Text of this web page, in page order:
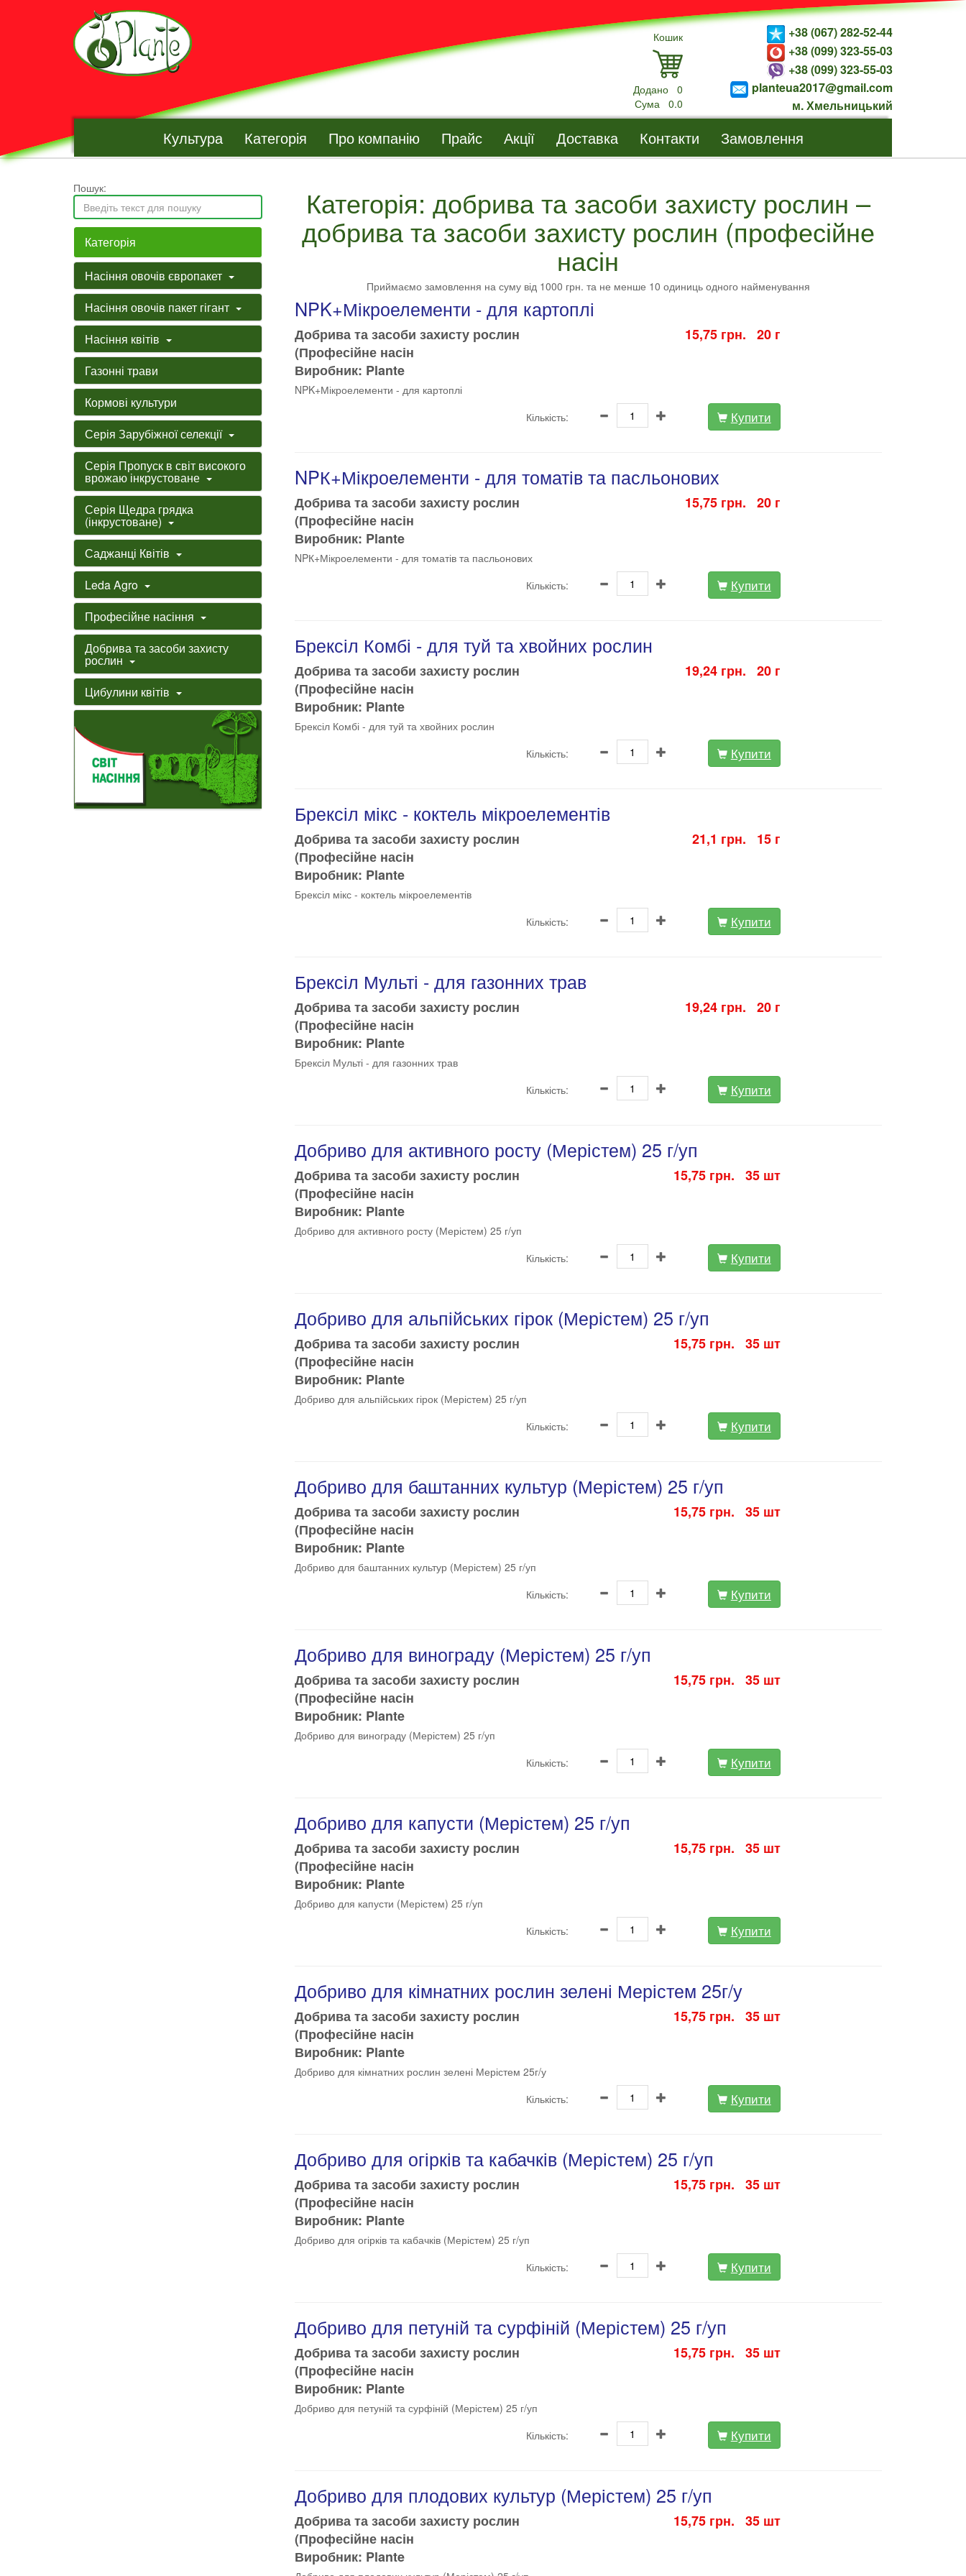
Кошик
Додано 0
Сума 0.0
+38 (067) 282-52-44
+38 (099) 323-55-03
+38 (099) 323-55-03
planteua2017@gmail.com
м. Хмельницький
Культура Категорія Про компанію Прайс Акції Доставка Контакти Замовлення
Пошук:
Категорія
Насіння овочів європакет
Насіння овочів пакет гігант
Насіння квітів
Газонні трави
Кормові культури
Серія Зарубіжної селекції
Серія Пропуск в світ високого
врожаю інкрустоване
Серія Щедра грядка
(інкрустоване)
Саджанці Квітів
Leda Agro
Професійне насіння
Добрива та засоби захисту
рослин
Цибулини квітів
Категорія: добрива та засоби захисту рослин –
добрива та засоби захисту рослин (професійне
насін
Приймаємо замовлення на суму від 1000 грн. та не менше 10 одиниць одного найменування
NPK+Мікроелементи - для картоплі
Добрива та засоби захисту рослин
(Професійне насін
Виробник: Plante
15,75 грн. 20 г
NPK+Мікроелементи - для картоплі
Кількість:
Купити
NPК+Мікроелементи - для томатів та пасльонових
Добрива та засоби захисту рослин
(Професійне насін
Виробник: Plante
15,75 грн. 20 г
NPК+Мікроелементи - для томатів та пасльонових
Кількість:
Купити
Брексіл Комбі - для туй та хвойних рослин
Добрива та засоби захисту рослин
(Професійне насін
Виробник: Plante
19,24 грн. 20 г
Брексіл Комбі - для туй та хвойних рослин
Кількість:
Купити
Брексіл мікс - коктель мікроелементів
Добрива та засоби захисту рослин
(Професійне насін
Виробник: Plante
21,1 грн. 15 г
Брексіл мікс - коктель мікроелементів
Кількість:
Купити
Брексіл Мульті - для газонних трав
Добрива та засоби захисту рослин
(Професійне насін
Виробник: Plante
19,24 грн. 20 г
Брексіл Мульті - для газонних трав
Кількість:
Купити
Добриво для активного росту (Мерістем) 25 г/уп
Добрива та засоби захисту рослин
(Професійне насін
Виробник: Plante
15,75 грн. 35 шт
Добриво для активного росту (Мерістем) 25 г/уп
Кількість:
Купити
Добриво для альпійських гірок (Мерістем) 25 г/уп
Добрива та засоби захисту рослин
(Професійне насін
Виробник: Plante
15,75 грн. 35 шт
Добриво для альпійських гірок (Мерістем) 25 г/уп
Кількість:
Купити
Добриво для баштанних культур (Мерістем) 25 г/уп
Добрива та засоби захисту рослин
(Професійне насін
Виробник: Plante
15,75 грн. 35 шт
Добриво для баштанних культур (Мерістем) 25 г/уп
Кількість:
Купити
Добриво для винограду (Мерістем) 25 г/уп
Добрива та засоби захисту рослин
(Професійне насін
Виробник: Plante
15,75 грн. 35 шт
Добриво для винограду (Мерістем) 25 г/уп
Кількість:
Купити
Добриво для капусти (Мерістем) 25 г/уп
Добрива та засоби захисту рослин
(Професійне насін
Виробник: Plante
15,75 грн. 35 шт
Добриво для капусти (Мерістем) 25 г/уп
Кількість:
Купити
Добриво для кімнатних рослин зелені Мерістем 25г/у
Добрива та засоби захисту рослин
(Професійне насін
Виробник: Plante
15,75 грн. 35 шт
Добриво для кімнатних рослин зелені Мерістем 25г/у
Кількість:
Купити
Добриво для огірків та кабачків (Мерістем) 25 г/уп
Добрива та засоби захисту рослин
(Професійне насін
Виробник: Plante
15,75 грн. 35 шт
Добриво для огірків та кабачків (Мерістем) 25 г/уп
Кількість:
Купити
Добриво для петуній та сурфіній (Мерістем) 25 г/уп
Добрива та засоби захисту рослин
(Професійне насін
Виробник: Plante
15,75 грн. 35 шт
Добриво для петуній та сурфіній (Мерістем) 25 г/уп
Кількість:
Купити
Добриво для плодових культур (Мерістем) 25 г/уп
Добрива та засоби захисту рослин
(Професійне насін
Виробник: Plante
15,75 грн. 35 шт